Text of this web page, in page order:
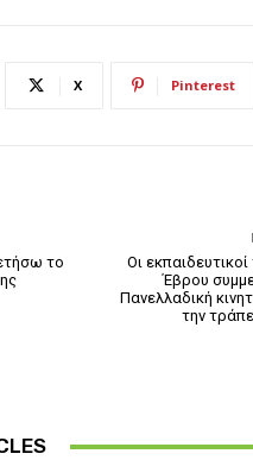
X Pinterest
το
Οι
Έβρου
Πανελλαδική
την